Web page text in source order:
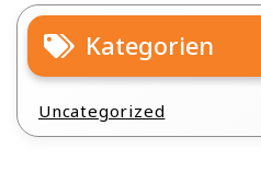
Kategorien
Uncategorized